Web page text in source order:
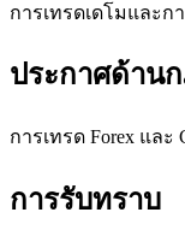
การเทรดเดโมและก
ประกาศด้าน
การเทรด Forex แล
การรับทราบ